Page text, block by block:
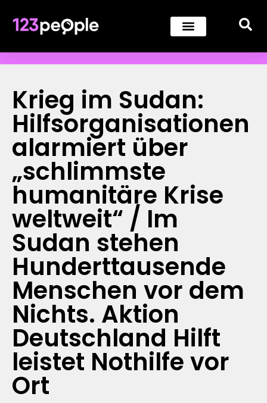
Krieg im Sudan:
Hilfsorganisationen
alarmiert über
„schlimmste
humanitäre Krise
weltweit“ / Im
Sudan stehen
Hunderttausende
Menschen vor dem
Nichts. Aktion
Deutschland Hilft
leistet Nothilfe vor
Ort